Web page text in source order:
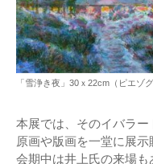
「雪浄き夜」30ｘ22cm（ピエゾグ
本展では、そのイバラ
原画や版画を一堂に展示
会期中は井上氏の来場